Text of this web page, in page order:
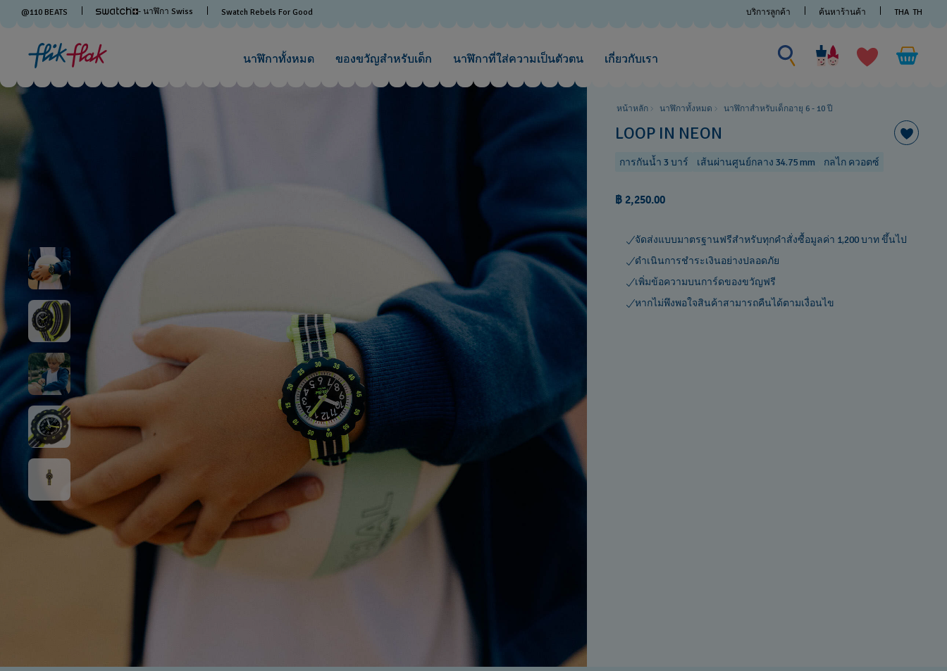
@110 BEATS - นาฬิกา Swiss Swatch Rebels For Good บริการลูกค้า ค้นหาร้านค้า THA TH
นาฬิกาทั้งหมด ของขวัญสำหรับเด็ก นาฬิกาที่ใส่ความเป็นตัวตน เกี่ยวกับเรา
ค้นหา
บาง
สิ่ง
หน้าหลัก นาฬิกาทั้งหมด นาฬิกาสำหรับเด็กอายุ 6 - 10 ปี​
LOOP IN NEON
การกันน้ำ 3 บาร์ เส้นผ่านศูนย์กลาง 34.75 mm กลไก ควอตซ์
฿ 2,250.00
จัดส่งแบบมาตรฐานฟรีสำหรับทุกคำสั่งซื้อมูลค่า 1,200 บาท ขึ้นไป
ดำเนินการชำระเงินอย่างปลอดภัย
เพิ่มข้อความบนการ์ดของขวัญฟรี
หากไม่พึงพอใจสินค้าสามารถคืนได้ตามเงื่อนไข